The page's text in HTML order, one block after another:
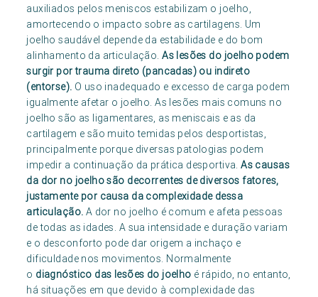
auxiliados pelos meniscos estabilizam o joelho,
amortecendo o impacto sobre as cartilagens. Um
joelho saudável depende da estabilidade e do bom
alinhamento da articulação.As lesões do joelho podem
surgir por trauma direto (pancadas) ou indireto
(entorse). O uso inadequado e excesso de carga podem
igualmente afetar o joelho. As lesões mais comuns no
joelho são as ligamentares, as meniscais e as da
cartilagem e são muito temidas pelos desportistas,
principalmente porque diversas patologias podem
impedir a continuação da prática desportiva.As causas
da dor no joelho são decorrentes de diversos fatores,
justamente por causa da complexidade dessa
articulação. A dor no joelho é comum e afeta pessoas
de todas as idades. A sua intensidade e duração variam
e o desconforto pode dar origem a inchaço e
dificuldade nos movimentos. Normalmente
o diagnóstico das lesões do joelho é rápido, no entanto,
há situações em que devido à complexidade das